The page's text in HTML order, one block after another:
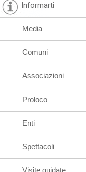
Informarti
Media
Comuni
Associazioni
Proloco
Enti
Spettacoli
Visite guidate